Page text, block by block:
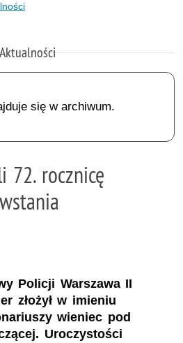
się w archiwum.
72. rocznicę
Policji Warszawa II
złożył w imieniu
wieniec pod
Uroczystości